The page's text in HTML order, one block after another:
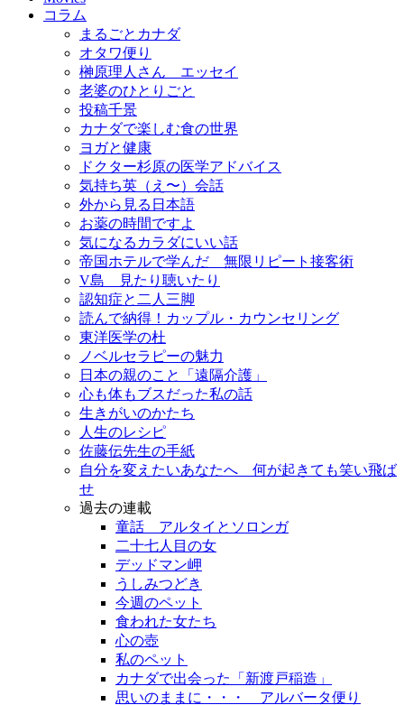
コラム
まるごとカナダ
オタワ便り
榊原理人さん エッセイ
老婆のひとりごと
投稿千景
カナダで楽しむ食の世界
ヨガと健康
ドクター杉原の医学アドバイス
気持ち英（え〜）会話
外から見る日本語
お薬の時間ですよ
気になるカラダにいい話
帝国ホテルで学んだ 無限リピート接客術
V島 見たり聴いたり
認知症と二人三脚
読んで納得！カップル・カウンセリング
東洋医学の杜
ノベルセラピーの魅力
日本の親のこと「遠隔介護」
心も体もブスだった私の話
生きがいのかたち
人生のレシピ
佐藤伝先生の手紙
自分を変えたいあなたへ 何が起きても笑い飛ば
せ
過去の連載
童話 アルタイとソロンガ
二十七人目の女
デッドマン岬
うしみつどき
今週のペット
食われた女たち
心の壺
私のペット
カナダで出会った「新渡戸稲造」
思いのままに・・・ アルバータ便り